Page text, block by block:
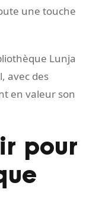
une touche
Lunja
avec des
en valeur son
pour